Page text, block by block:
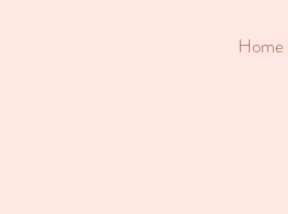
Home